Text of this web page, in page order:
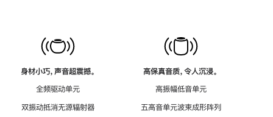
身材小巧，声音超震撼。
全频驱动单元
双振动抵消无源辐射器
高保真音质，令人沉浸。
高振幅低音单元
五高音单元波束成形阵列